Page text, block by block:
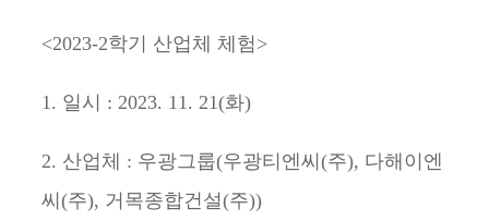
<2023-2학기 산업체 체험>
1. 일시 : 2023. 11. 21(화)
2. 산업체 : 우광그룹(우광티엔씨(주), 다해이엔
씨(주), 거목종합건설(주))